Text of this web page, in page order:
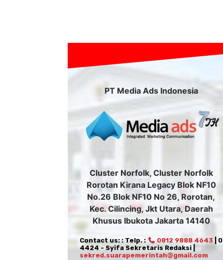
PT Media Ads Indonesia
Cluster Norfolk, Cluster Norfolk
Rorotan Kirana Legacy Blok NF10
No.26 Blok NF10 No 26, Rorotan,
Kec. Cilincing, Jkt Utara, Daerah
Khusus Ibukota Jakarta 14140
Contact us: : Telp. : 0812 9888 4643 |
4424 - Syifa Sekretaris Redaksi |
sekred.suarapemerintah@gmail.com